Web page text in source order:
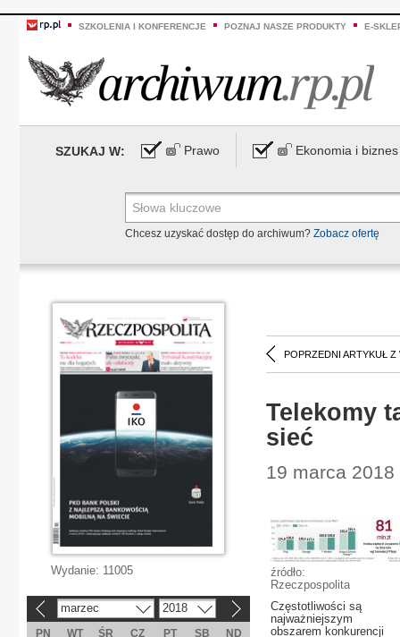
SZKOLENIA I KONFERENCJE POZNAJ NASZE PRODUKTY E-
SZUKAJ W: Prawo Ekonomia i biznes
Chcesz uzyskać dostęp do archiwum? Zobacz ofertę
POPRZEDNI ARTYKUŁ Z
Telekomy
sieć
19 marca
źródło:
Rzeczpospolita
Częstotliwości są
najważniejszym
obszarem konkurencji
Wydanie: 11005
marzec 2018
PN WT ŚR CZ PT SB
ND